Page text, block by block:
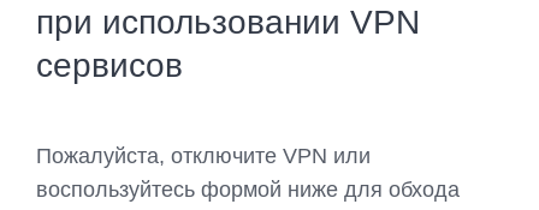
при использовании VPN
сервисов
Пожалуйста, отключите VPN или
воспользуйтесь формой ниже для обхода